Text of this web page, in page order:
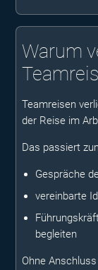
Warum
Teamreisen
der Reise im
Das passiert
Gespräche
vereinbarte
begleiten
Ohne